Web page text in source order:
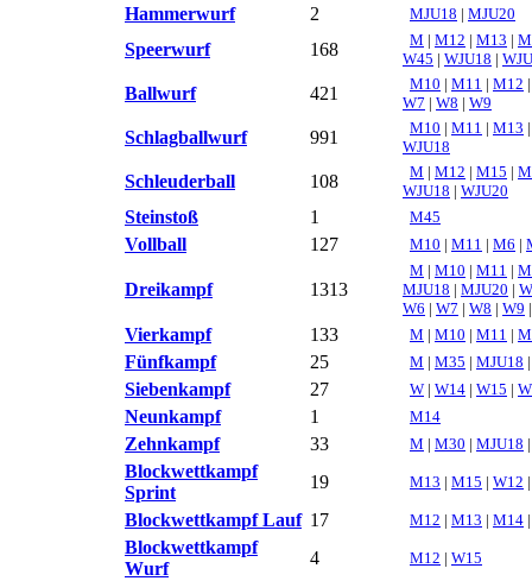
Hammerwurf 2 MJU18 | MJU20
Speerwurf 168 M | M12 | M13 |
W45 | WJU18 |
Ballwurf 421 M10 | M11 | M12
W7 | W8 | W9
Schlagballwurf 991 M10 | M11 | M13
WJU18
Schleuderball 108 M | M12 | M15 |
WJU18 | WJU20
Steinstoß 1 M45
Vollball 127 M10 | M11 | M6 |
Dreikampf 1313
M | M10 | M11 |
MJU18 | MJU20 | W
W6 | W7 | W8 | W9
Vierkampf 133 M | M10 | M11 |
Fünfkampf 25 M | M35 | MJU18
Siebenkampf 27 W | W14 | W15 |
Neunkampf 1 M14
Zehnkampf 33 M | M30 | MJU18
Blockwettkampf
Sprint
19 M13 | M15 | W12
Blockwettkampf Lauf 17 M12 | M13 | M14
Blockwettkampf
Wurf
4 M12 | W15